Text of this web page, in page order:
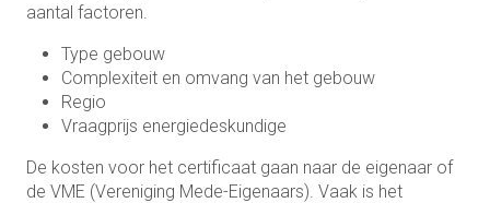
aantal factoren.
Type gebouw
Complexiteit en omvang van het gebouw
Regio
Vraagprijs energiedeskundige
De kosten voor het certificaat gaan naar de eigenaar of
de VME (Vereniging Mede-Eigenaars). Vaak is het